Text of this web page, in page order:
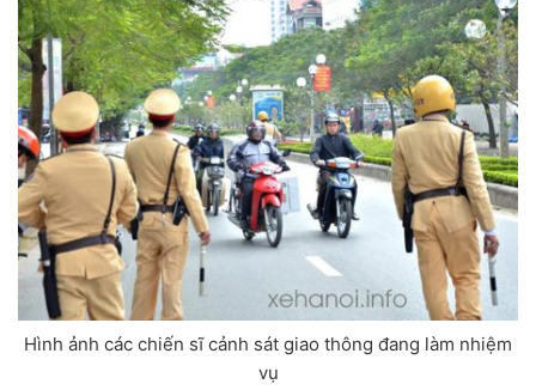
Hình ảnh các chiến sĩ cảnh sát giao thông đang làm nhiệm
vụ